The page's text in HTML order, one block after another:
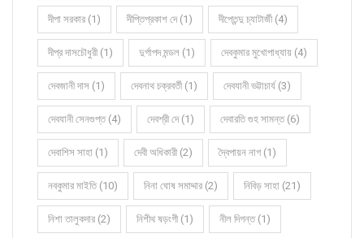
দীপা সরকার (1) দীপ্তিপ্রকাশ দে (1) দীপ্তেন্দু চ্যাটার্জী (4)
দীপ্র দাসচৌধুরী (1) দুর্গাপদ মন্ডল (1) দেবকুমার মুখোপাধ্যায় (4)
দেবজানী দাস (1) দেবনাথ চক্রবর্তী (1) দেবযানী ভট্টাচার্য (3)
দেবযানী সেনগুপ্ত (4) দেবশ্রী দে (1) দেবারতি গুহ সামন্ত (6)
দেবাশিস সাহা (1) দেবী অধিকারী (2) দ্বৈপায়ন নাগ (1)
নবকুমার মাইতি (10) নিনা ঘোষ সমাদ্দার (2) নিবিড় সাহা (21)
নিশা তালুকদার (2) নিশীথ ষড়ংগী (1) নীল দিগন্ত (1)